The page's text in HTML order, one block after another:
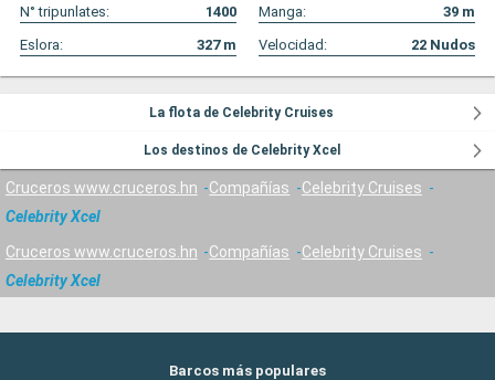
N° tripunlates:
1400 Manga: 39 m
Eslora:
327m Velocidad: 22 Nudos
La flota de Celebrity Cruises
Los destinos de Celebrity Xcel
Cruceros www.cruceros.hn Compañías
Celebrity Cruises
Celebrity Xcel
Cruceros www.cruceros.hn Compañías
Celebrity Cruises
Celebrity Xcel
Barcos más populares